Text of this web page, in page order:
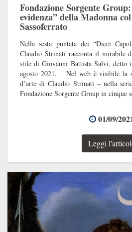
Fondazione Sorgente
evidenza” della Madonna
Sassoferrato
Nella sesta puntata dei “Dieci
Claudio Strinati racconta il mirabile
stile di Giovanni Battista Salvi, detto
agosto 2021. Nel web è visibile la
d’arte di Claudio Strinati – nella
Fondazione Sorgente Group in
01/09/
Leggi